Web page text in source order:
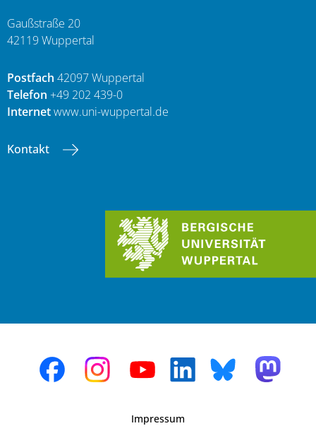
Gaußstraße 20
42119 Wuppertal
Postfach 42097 Wuppertal
Telefon +49 202 439-0
Internetwww.uni-wuppertal.de
Kontakt
Impressum